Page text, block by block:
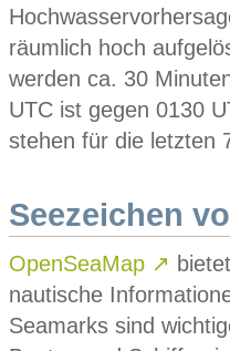
räumlich hoch
werden ca. 30
UTC ist gegen 0130
stehen für die letzten
Seezeichen
OpenSeaMap ↗
nautische
Seamarks sind